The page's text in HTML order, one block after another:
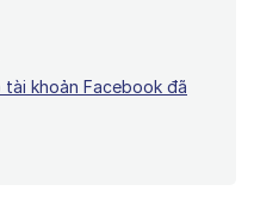
tài khoản Facebook đã